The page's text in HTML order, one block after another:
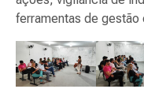
ferramentas de gestão